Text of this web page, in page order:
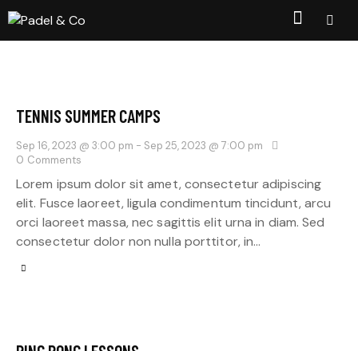
TENNIS SUMMER CAMPS
Sep 16, 2023 @ 3:00 pm - Sep 25, 2023 @ 7:00 pm
0 Comments
Lorem ipsum dolor sit amet, consectetur adipiscing
elit. Fusce laoreet, ligula condimentum tincidunt, arcu
orci laoreet massa, nec sagittis elit urna in diam. Sed
consectetur dolor non nulla porttitor, in…